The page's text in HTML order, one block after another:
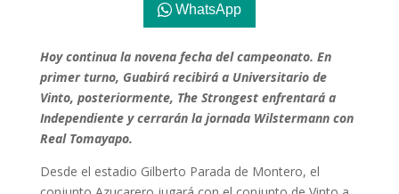
WhatsApp
Hoy continua la novena fecha del campeonato. En
primer turno, Guabirá recibirá a Universitario de
Vinto, posteriormente, The Strongest enfrentará a
Independiente y cerrarán la jornada Wilstermann con
Real Tomayapo.
Desde el estadio Gilberto Parada de Montero, el